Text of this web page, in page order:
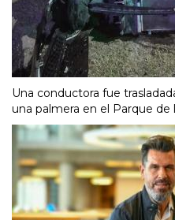
Una conductora fue
una palmera en el Parque de